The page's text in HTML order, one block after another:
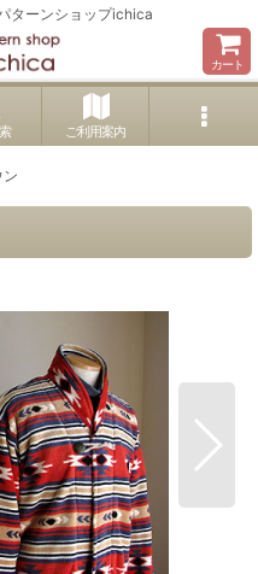
ーンショップichica
カート
ご利用案内